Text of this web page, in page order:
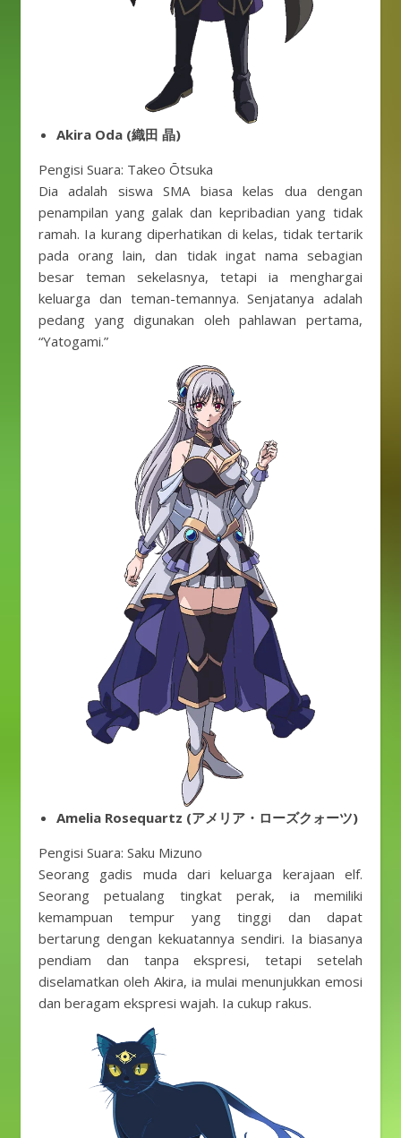
Akira Oda (織田 晶)
Pengisi Suara: Takeo Ōtsuka
Dia adalah siswa SMA biasa kelas dua dengan
penampilan yang galak dan kepribadian yang tidak
ramah. Ia kurang diperhatikan di kelas, tidak tertarik
pada orang lain, dan tidak ingat nama sebagian
besar teman sekelasnya, tetapi ia menghargai
keluarga dan teman-temannya. Senjatanya adalah
pedang yang digunakan oleh pahlawan pertama,
“Yatogami.”
Amelia Rosequartz (アメリア・ローズクォーツ)
Pengisi Suara: Saku Mizuno
Seorang gadis muda dari keluarga kerajaan elf.
Seorang petualang tingkat perak, ia memiliki
kemampuan tempur yang tinggi dan dapat
bertarung dengan kekuatannya sendiri. Ia biasanya
pendiam dan tanpa ekspresi, tetapi setelah
diselamatkan oleh Akira, ia mulai menunjukkan emosi
dan beragam ekspresi wajah. Ia cukup rakus.